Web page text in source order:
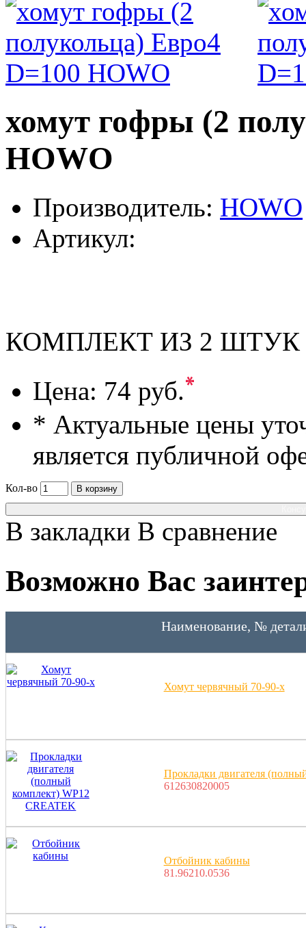
хомут гофры (2
HOWO
Производитель: HOWO
Артикул:
КОМПЛЕКТ ИЗ 2 ШТУК
Цена: 74 руб.*
* Актуальные цены
является публичной
Кол-во
В корзину
В закладки В сравнение
Возможно Вас
Наименование, №
Хомут червячный 70-90-х
Прокладки двигателя
612630820005
Отбойник кабины
81.96210.0536